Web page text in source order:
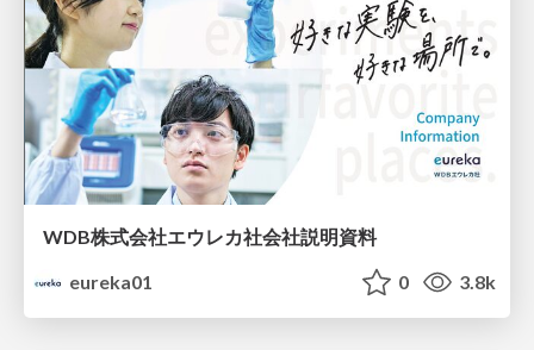
WDB株式会社エウレカ社会社説明資料
eureka01
0 3.8k